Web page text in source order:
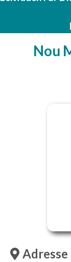
Nou
Adresse